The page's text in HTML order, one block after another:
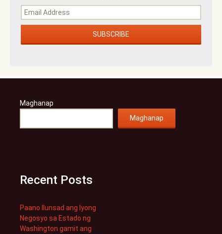
Maghanap
Maghanap
Recent Posts
Paano Ilunsad ang Iyong
Negosyo sa Estado ng
Washington gamit ang